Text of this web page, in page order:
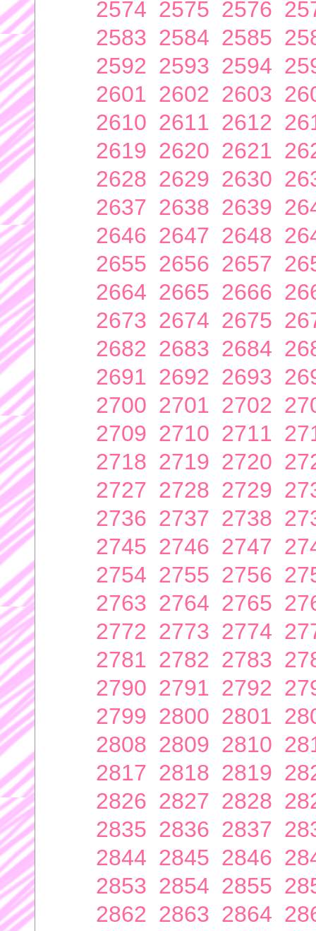
2574 2575 2576
2583 2584 2585
2592 2593 2594
2601 2602 2603
2610 2611 2612
2619 2620 2621
2628 2629 2630
2637 2638 2639
2646 2647 2648
2655 2656 2657
2664 2665 2666
2673 2674 2675
2682 2683 2684
2691 2692 2693
2700 2701 2702
2709 2710 2711
2718 2719 2720
2727 2728 2729
2736 2737 2738
2745 2746 2747
2754 2755 2756
2763 2764 2765
2772 2773 2774
2781 2782 2783
2790 2791 2792
2799 2800 2801
2808 2809 2810
2817 2818 2819
2826 2827 2828
2835 2836 2837
2844 2845 2846
2853 2854 2855
2862 2863 2864